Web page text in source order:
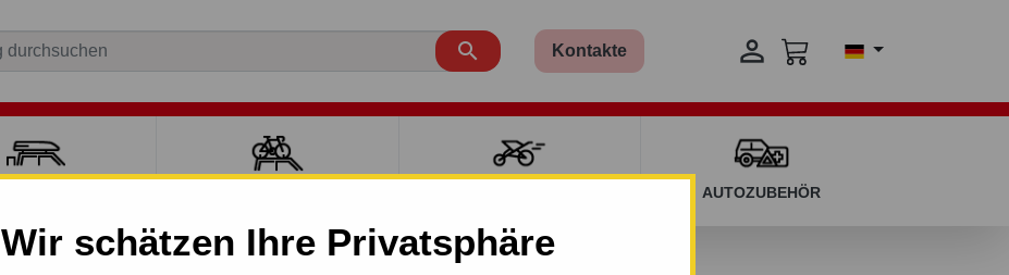
Wir schätzen Ihre Privatsphäre
 Kontakte 
AUTOZUBEHÖR
Thule Kit - 5009